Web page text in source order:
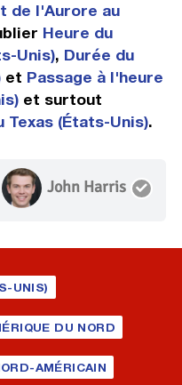
de l'Aurore au
Heure du
Unis), Durée du
et Passage à l'heure
et surtout
Texas (États-Unis).
John Harris
UNIS)
DU NORD
AMÉRICAIN